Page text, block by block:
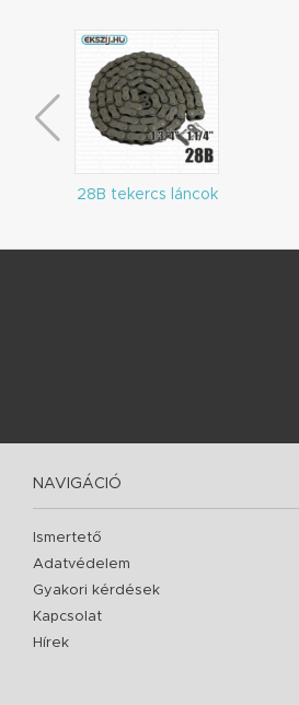
28B tekercs láncok
NAVIGÁCIÓ
Ismertető
Adatvédelem
Gyakori kérdések
Kapcsolat
Hírek